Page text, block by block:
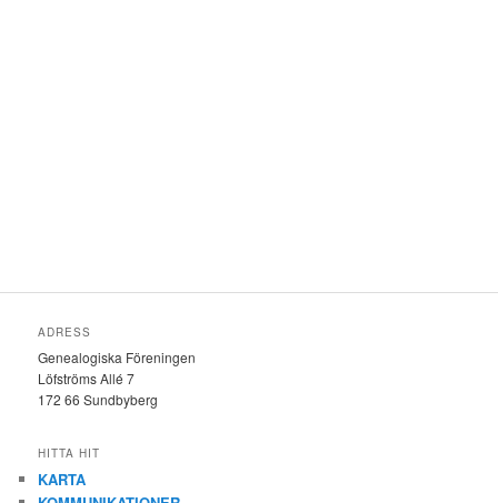
ADRESS
Genealogiska Föreningen
Löfströms Allé 7
172 66 Sundbyberg
HITTA HIT
KARTA